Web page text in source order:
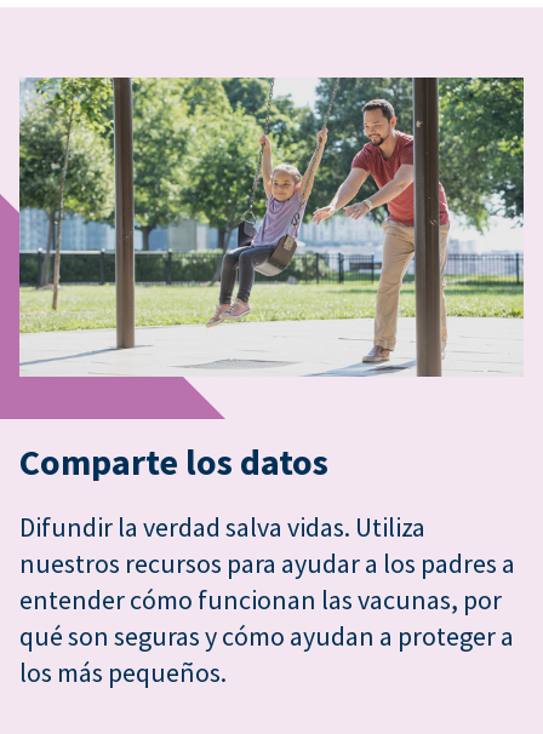
Comparte los datos
Difundir la verdad salva vidas. Utiliza
nuestros recursos para ayudar a los padres a
entender cómo funcionan las vacunas, por
qué son seguras y cómo ayudan a proteger a
los más pequeños.